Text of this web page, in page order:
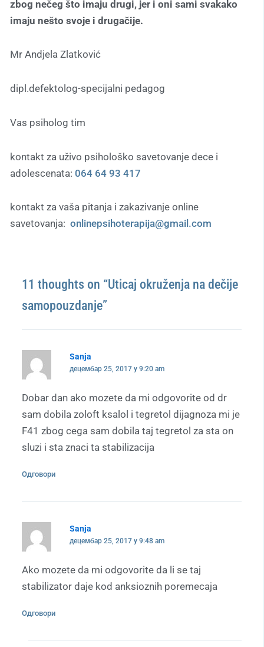
zbog nečeg što imaju drugi, jer i oni sami svakako
imaju nešto svoje i drugačije.
Mr Andjela Zlatković
dipl.defektolog-specijalni pedagog
Vas psiholog tim
kontakt za uživo psihološko savetovanje dece i
adolescenata: 064 64 93 417
kontakt za vaša pitanja i zakazivanje online
savetovanja: onlinepsihoterapija@gmail.com
11 thoughts on “Uticaj okruženja na dečije
samopouzdanje”
Sanja
децембар 25, 2017 у 9:20 am
Dobar dan ako mozete da mi odgovorite od dr
sam dobila zoloft ksalol i tegretol dijagnoza mi je
F41 zbog cega sam dobila taj tegretol za sta on
sluzi i sta znaci ta stabilizacija
Одговори
Sanja
децембар 25, 2017 у 9:48 am
Ako mozete da mi odgovorite da li se taj
stabilizator daje kod anksioznih poremecaja
Одговори